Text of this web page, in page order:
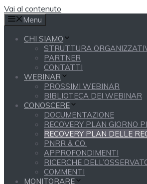
Vai al contenuto
Menu
CHI SIAMO
STRUTTURA
PARTNER
CONTATTI
WEBINAR
PROSSIMI WEBINAR
BIBLIOTECA DEI WEBINAR
CONOSCERE
DOCUMENTAZIONE
RECOVERY PLAN GIORNO
RECOVERY PLAN DELLE
PNRR & CO.
APPROFONDIMENTI
RICERCHE
COMMENTI
MONITORARE